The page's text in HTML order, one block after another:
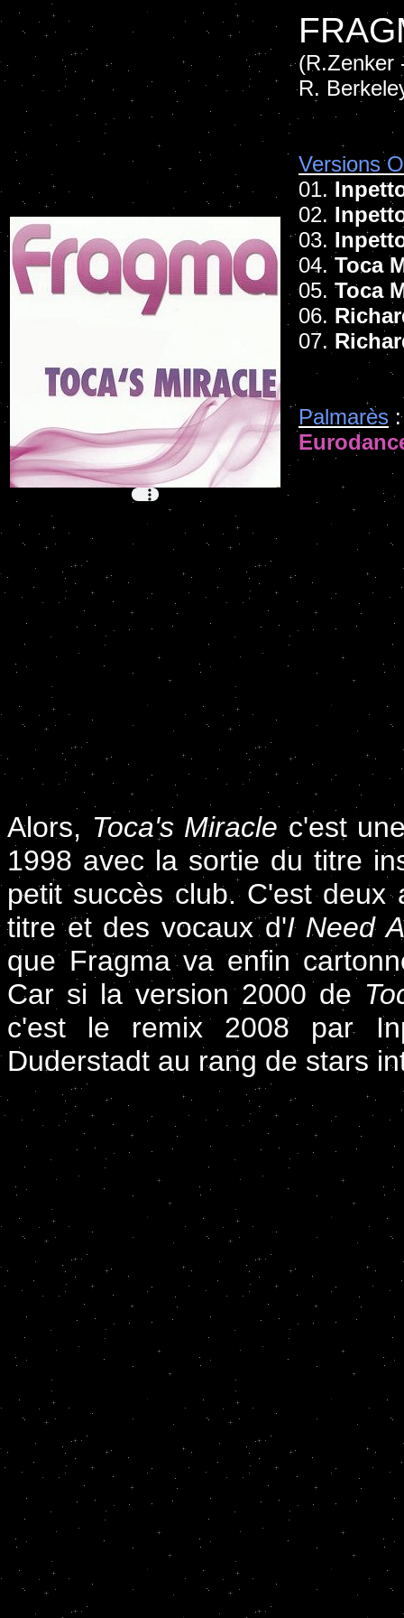
(R.Zenker
R.
Versions
01.
02.
03.
04.Toca
05. Toca
06.
07.
Palmarès :
Alors, Toca's Miracle c'est
1998 avec la sortie du titre
petit succès club. C'est
titre et des vocaux d'I Need
que Fragma va enfin
Car si la version 2000 de
c'est le remix 2008 par
Duderstadt au rang de stars